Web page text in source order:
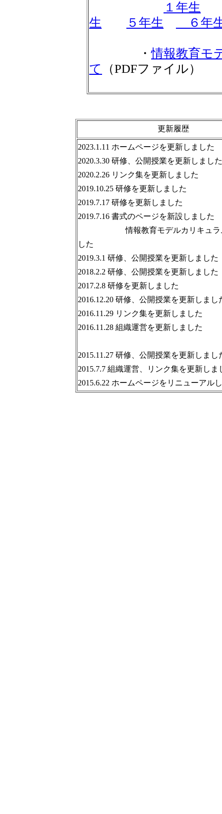
１年生
生
５年生 ６年
・情報教育モ
て
（PDFファイル）
更新履歴
2023.1.11 ホームページを更新しました
2020.3.30 研修、公開授業を更新しました
2020.2.26 リンク集を更新しました
2019.10.25 研修を更新しました
2019.7.17 研修を更新しました
2019.7.16 書式のページを新設しました
情報教育モデルカリキュラム
した
2019.3.1 研修、公開授業を更新しました
2018.2.2 研修、公開授業を更新しました
2017.2.8 研修を更新しました
2016.12.20 研修、公開授業を更新しまし
2016.11.29 リンク集を更新しました
2016.11.28 組織運営を更新しました
2015.11.27 研修、公開授業を更新しまし
2015.7.7 組織運営、リンク集を更新しま
2015.6.22 ホームページをリニューアル